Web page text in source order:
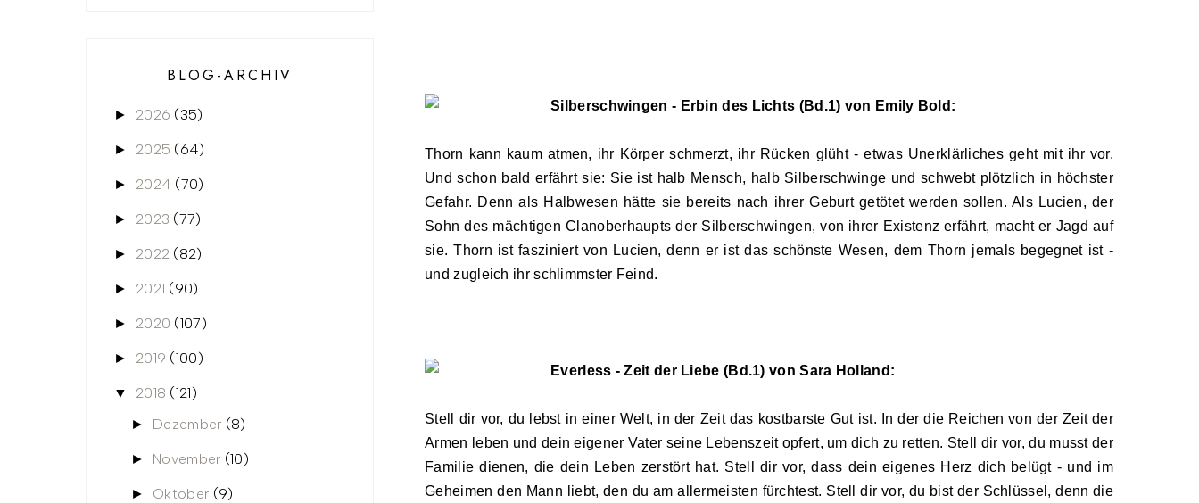
Silberschwingen - Erbin des Lichts (Bd.1) von Emily Bold:
Thorn kann kaum atmen, ihr Körper schmerzt, ihr Rücken glüht-etwas Unerklärliches geht mit ihr vor.
Und schon bald erfährt sie: Sie ist halb Mensch, halb Silberschwinge und schwebt plötzlich in höchster
Gefahr. Denn als Halbwesen hätte sie bereits nach ihrer Geburt getötet werden sollen. Als Lucien, der
Sohn des mächtigen Clanoberhaupts der Silberschwingen, von ihrer Existenz erfährt, macht er Jagd auf
sie. Thorn ist fasziniert von Lucien, denn er ist das schönste Wesen, dem Thorn jemals begegnet ist -
und zugleich ihr schlimmster Feind.
Everless - Zeit der Liebe (Bd.1) von Sara Holland:
Stell dir vor, du lebst in einer Welt, in der Zeit das kostbarste Gut ist. In der die Reichen von der Zeit der
Armen leben und dein eigener Vater seine Lebenszeit opfert, um dich zu retten. Stell dir vor, du musst der
Familie dienen, die dein Leben zerstört hat. Stell dir vor, dass dein eigenes Herz dich belügt - und im
Geheimen den Mann liebt, den du am allermeisten fürchtest. Stell dir vor, du bist der Schlüssel, denn die
BLOG-ARCHIV
► 2026 (35)
► 2025 (64)
► 2024 (70)
► 2023 (77)
► 2022 (82)
► 2021 (90)
► 2020 (107)
► 2019 (100)
▼ 2018 (121)
► Dezember (8)
► November (10)
► Oktober (9)